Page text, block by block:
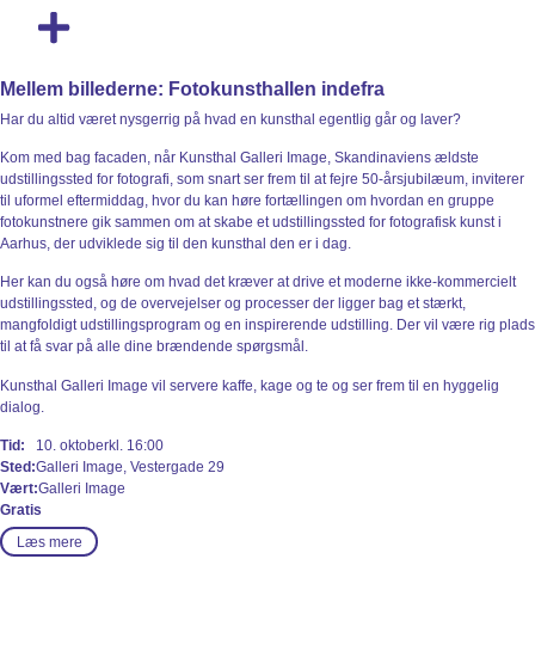
Mellem billederne: Fotokunsthallen indefra
Har du altid været nysgerrig på hvad en kunsthal egentlig går og laver?
Kom med bag facaden, når Kunsthal Galleri Image, Skandinaviens ældste
udstillingssted for fotografi, som snart ser frem til at fejre 50-årsjubilæum, inviterer
til uformel eftermiddag, hvor du kan høre fortællingen om hvordan en gruppe
fotokunstnere gik sammen om at skabe et udstillingssted for fotografisk kunst i
Aarhus, der udviklede sig til den kunsthal den er i dag.
Her kan du også høre om hvad det kræver at drive et moderne ikke-kommercielt
udstillingssted, og de overvejelser og processer der ligger bag et stærkt,
mangfoldigt udstillingsprogram og en inspirerende udstilling. Der vil være rig plads
til at få svar på alle dine brændende spørgsmål.
Kunsthal Galleri Image vil servere kaffe, kage og te og ser frem til en hyggelig
dialog.
Tid: 10. oktoberkl. 16:00
Sted:Galleri Image, Vestergade 29
Vært:Galleri Image
Gratis
Læs mere